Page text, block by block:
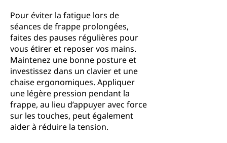
Pour éviter la fatigue lors de
séances de frappe prolongées,
faites des pauses régulières pour
vous étirer et reposer vos mains.
Maintenez une bonne posture et
investissez dans un clavier et une
chaise ergonomiques. Appliquer
une légère pression pendant la
frappe, au lieu d’appuyer avec force
sur les touches, peut également
aider à réduire la tension.